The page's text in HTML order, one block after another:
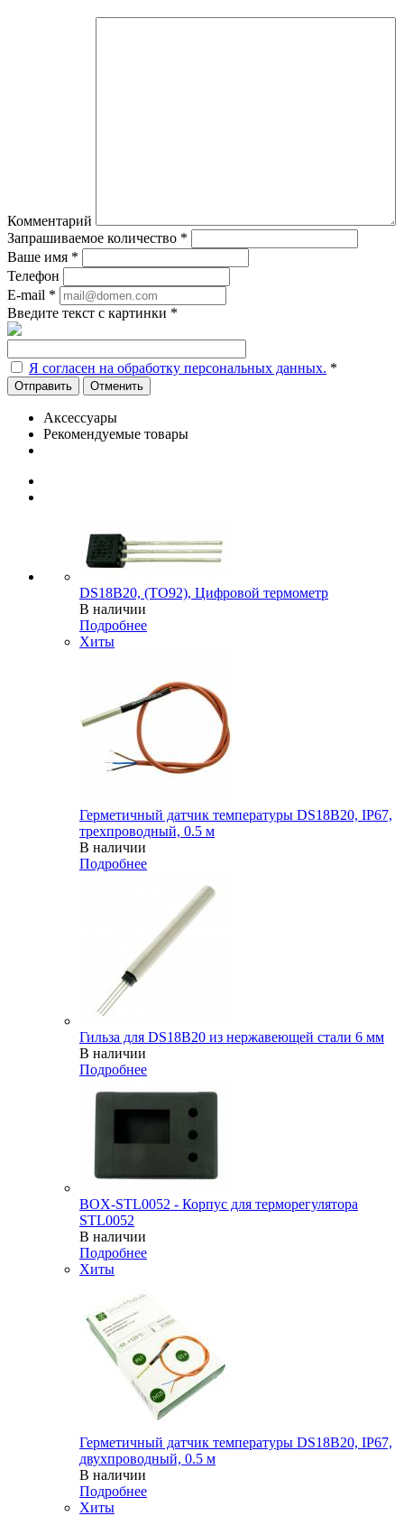
Комментарий
Запрашиваемое количество *
Ваше имя *
Телефон
E-mail *
Введите текст с картинки *
Я согласен на обработку персональных данных. *
Отменить
Аксессуары
Рекомендуемые товары
DS18B20, (TO92), Цифровой термометр
В наличии
Подробнее
Хиты
Герметичный датчик температуры DS18B20, IP67,
трехпроводный, 0.5 м
В наличии
Подробнее
Гильза для DS18B20 из нержавеющей стали 6 мм
В наличии
Подробнее
BOX-STL0052 - Корпус для терморегулятора
STL0052
В наличии
Подробнее
Хиты
Герметичный датчик температуры DS18B20, IP67,
двухпроводный, 0.5 м
В наличии
Подробнее
Хиты